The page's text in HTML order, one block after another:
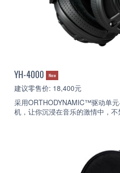
YH-4000 New
建议零售价: 18,400元
采用ORTHODYNAMIC™驱动单
机，让你沉浸在音乐的激情中，不